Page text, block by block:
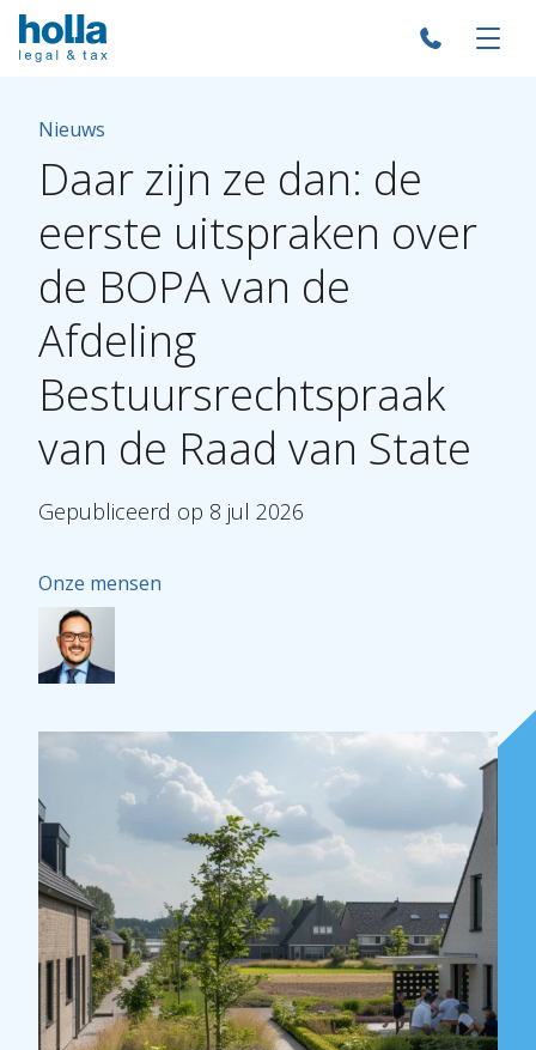
Over Holla
Onze mensen
Expertises
Topics
Nieuws
Daar zijn ze dan: de
eerste uitspraken over
de BOPAvan de
Afdeling
Bestuursrechtspraak
van de Raad van State
Gepubliceerd op 8 jul 2026
Onze mensen